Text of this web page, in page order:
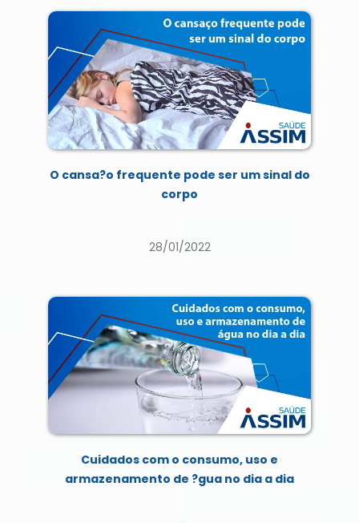
O cansa?o frequente pode ser um sinal do
corpo
28/01/2022
Cuidados com o consumo, uso e
armazenamento de ?gua no dia a dia